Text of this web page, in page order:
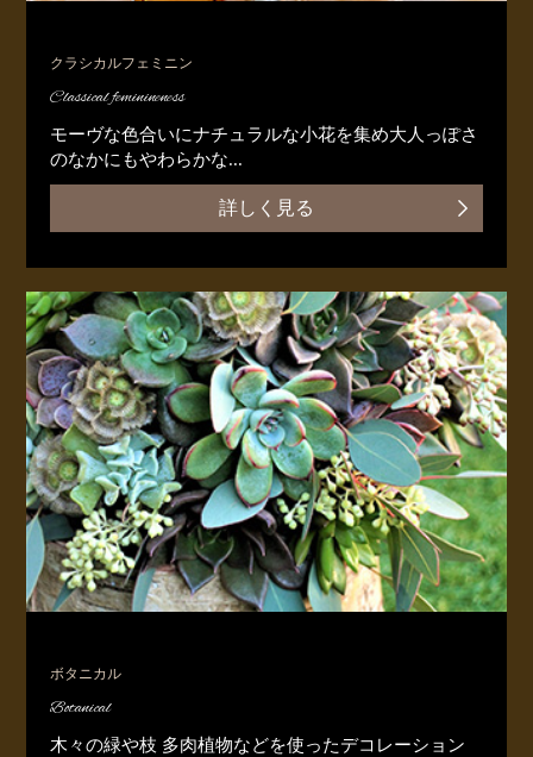
クラシカルフェミニン
Classical feminineness
モーヴな色合いにナチュラルな小花を集め大人っぽさ
のなかにもやわらかな...
詳しく見る
ボタニカル
Botanical
木々の緑や枝 多肉植物などを使ったデコレーション